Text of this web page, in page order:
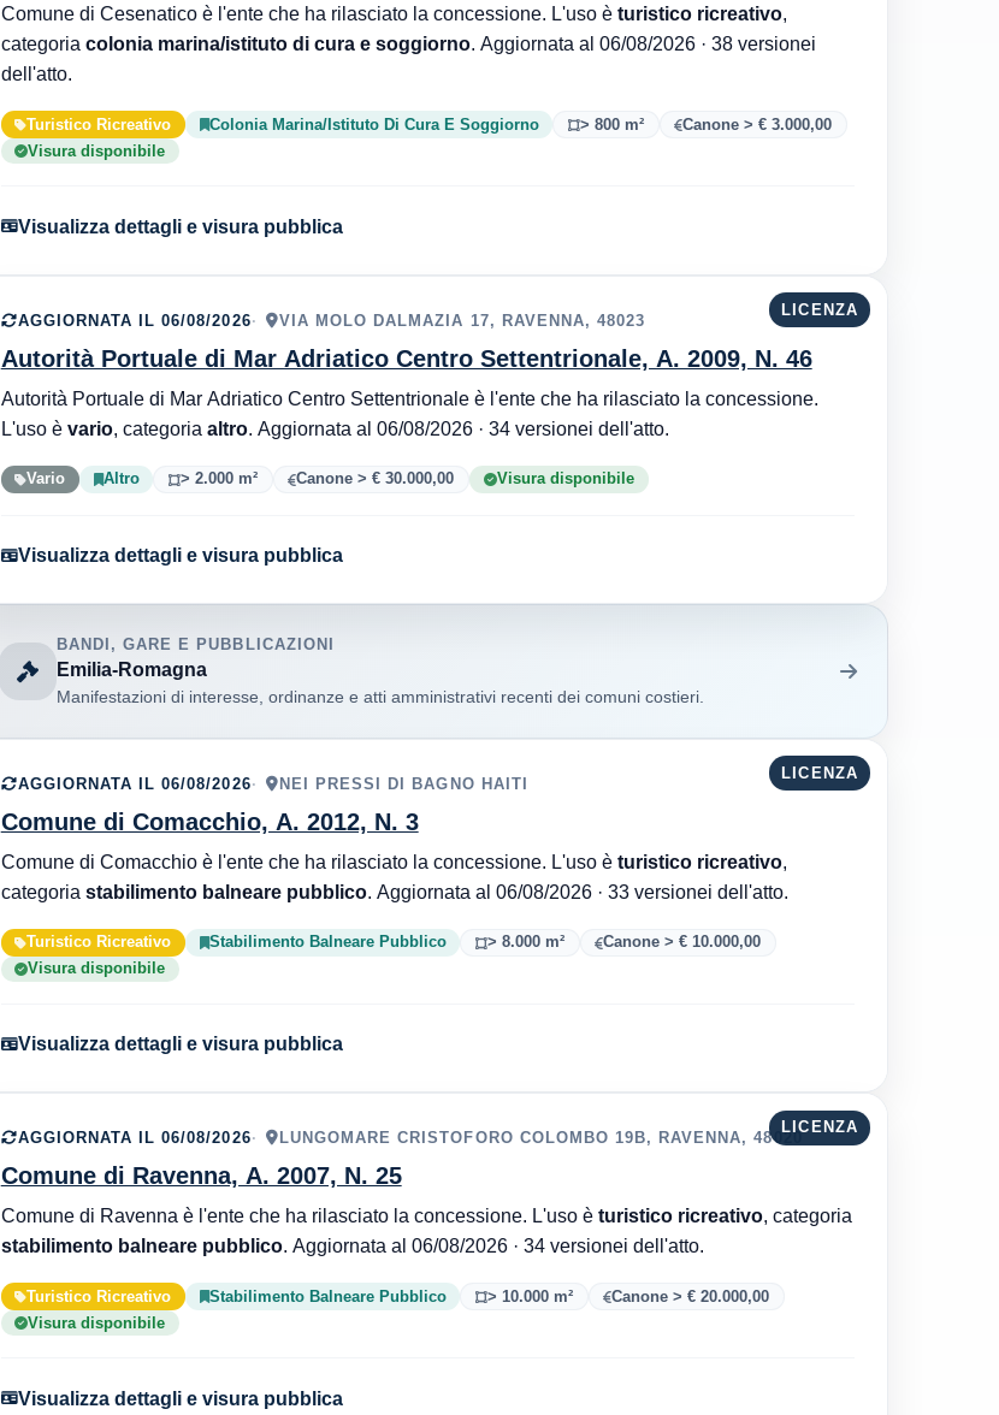
Comune di Cesenatico è l'ente che ha rilasciato la concessione. L'uso è turistico ricreativo,
categoria colonia marina/istituto di cura e soggiorno. Aggiornata al 06/08/2026 · 38 versionei
dell'atto.
Turistico Ricreativo Colonia Marina/Istituto Di Cura E Soggiorno > 800 m²
Canone > € 3.000,00
Visura disponibile
Visualizza dettagli e visura pubblica
LICENZA
AGGIORNATA IL 06/08/2026 VIA MOLO DALMAZIA 17, RAVENNA, 48023
Autorità Portuale di Mar Adriatico Centro Settentrionale, A. 2009, N. 46
Autorità Portuale di Mar Adriatico Centro Settentrionale è l'ente che ha rilasciato la concessione.
L'uso è vario , categoria altro . Aggiornata al 06/08/2026 · 34 versionei dell'atto.
Vario Altro > 2.000 m² Canone > € 30.000,00 Visura disponibile
Visualizza dettagli e visura pubblica
BANDI, GARE E PUBBLICAZIONI
Emilia-Romagna
Manifestazioni di interesse, ordinanze e atti amministrativi recenti dei comuni costieri.
LICENZA
AGGIORNATA IL 06/08/2026 NEI PRESSI DI BAGNO HAITI
Comune di Comacchio, A. 2012, N. 3
Comune di Comacchio è l'ente che ha rilasciato la concessione. L'uso è turistico ricreativo,
categoria stabilimento balneare pubblico . Aggiornata al 06/08/2026 · 33 versionei dell'atto.
Turistico Ricreativo Stabilimento Balneare Pubblico > 8.000 m²
Canone > € 10.000,00
Visura disponibile
Visualizza dettagli e visura pubblica
LICENZA
AGGIORNATA IL 06/08/2026 LUNGOMARE CRISTOFORO COLOMBO 19B, RAVENNA, 48020
Comune di Ravenna, A. 2007, N. 25
Comune di Ravenna è l'ente che ha rilasciato la concessione. L'uso è turistico ricreativo , categoria
stabilimento balneare pubblico
. Aggiornata al 06/08/2026 · 34 versionei dell'atto.
Turistico Ricreativo Stabilimento Balneare Pubblico > 10.000 m²
Canone > € 20.000,00
Visura disponibile
Visualizza dettagli e visura pubblica